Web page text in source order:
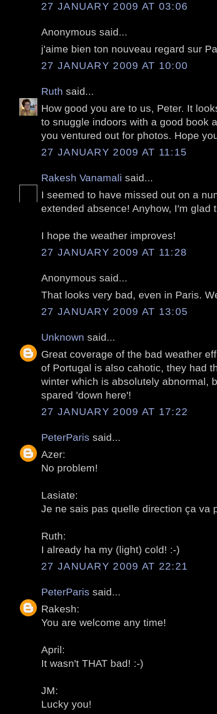
27 JANUARY 2009 AT 03:06
Anonymous said...
j'aime bien ton nouveau regard sur
27 JANUARY 2009 AT 10:00
Ruth said...
How good you are to us, Peter. It
to snuggle indoors with a good book
you ventured out for photos. Hope
27 JANUARY 2009 AT 11:15
Rakesh Vanamali said...
I seemed to have missed out on a
extended absence! Anyhow, I'm glad
I hope the weather improves!
27 JANUARY 2009 AT 11:28
Anonymous said...
That looks very bad, even in Paris.
27 JANUARY 2009 AT 13:05
Unknown said...
Great coverage of the bad weather
of Portugal is also cahotic, they had
winter which is absolutely abnormal,
spared 'down here'!
27 JANUARY 2009 AT 17:22
PeterParis said...
Azer:
No problem!
Lasiate:
Je ne sais pas quelle direction ça va
Ruth:
I already ha my (light) cold! :-)
27 JANUARY 2009 AT 22:21
PeterParis said...
Rakesh:
You are welcome any time!
April:
It wasn't THAT bad! :-)
JM:
Lucky you!